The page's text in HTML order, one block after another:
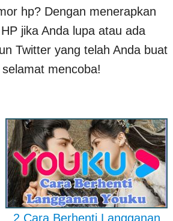
hp? Dengan menerapkan
jika Anda lupa atau ada
Twitter yang telah Anda buat
mencoba!
2 Cara Berhenti Langganan